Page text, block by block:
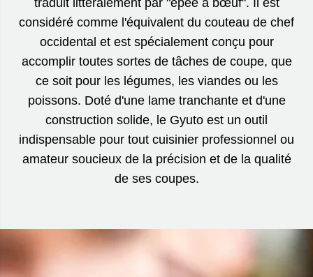
considéré comme l'équivalent du couteau de chef
occidental et est spécialement conçu pour
accomplir toutes sortes de tâches de coupe, que
ce soit pour les légumes, les viandes ou les
poissons. Doté d'une lame tranchante et d'une
construction solide, le Gyuto est un outil
indispensable pour tout cuisinier professionnel ou
amateur soucieux de la précision et de la qualité
de ses coupes.